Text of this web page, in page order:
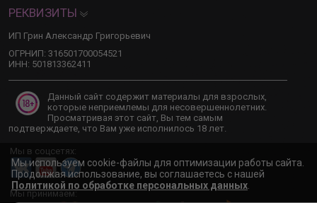
РЕКВИЗИТЫ
ИП Грин Александр Григорьевич
ОГРНИП: 316501700054521
ИНН: 501813362411
Данный сайт содержит материалы для взрослых,
которые неприемлемы для несовершеннолетних.
Просматривая этот сайт, Вы тем самым
подтверждаете, что Вам уже исполнилось 18 лет.
Мы в соцсетях:
Мы принимаем:
Мы используем cookie-файлы для оптимизации работы сайта.
Продолжая использование, вы соглашаетесь с нашей
Политикой по обработке персональных данных